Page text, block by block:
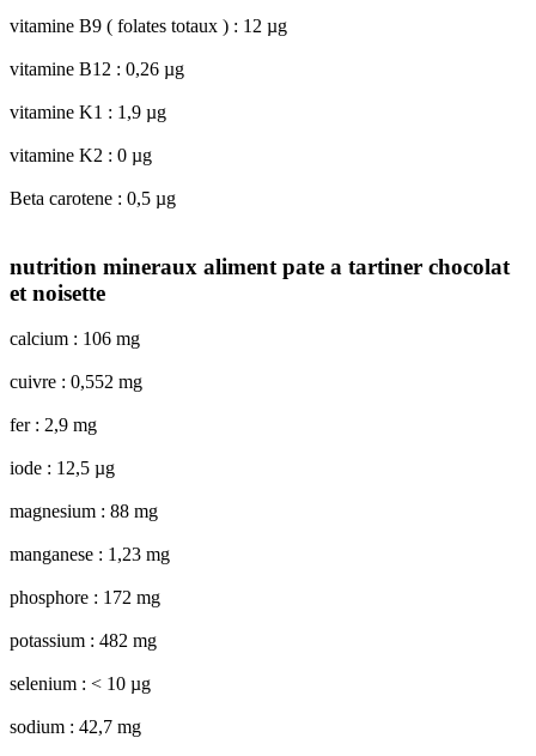
vitamine B9 ( folates totaux ) : 12 µg
vitamine B12 : 0,26 µg
vitamine K1 : 1,9 µg
vitamine K2 : 0 µg
Beta carotene : 0,5 µg
nutrition mineraux aliment pate a tartiner chocolat
et noisette
calcium : 106 mg
cuivre : 0,552 mg
fer : 2,9 mg
iode : 12,5 µg
magnesium : 88 mg
manganese : 1,23 mg
phosphore : 172 mg
potassium : 482 mg
selenium : < 10 µg
sodium : 42,7 mg